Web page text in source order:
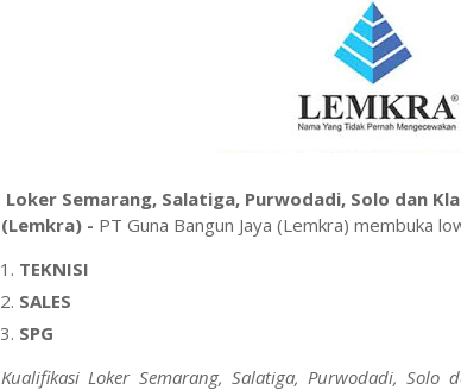
Loker Semarang, Salatiga, Purwodadi, Solo dan
(Lemkra) - PT Guna Bangun Jaya (Lemkra) membuka
TEKNISI
SALES
SPG
Kualifikasi Loker Semarang, Salatiga, Purwodadi, Solo